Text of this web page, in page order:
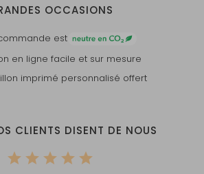
OCCASIONS
est
en ligne facile et sur mesure
imprimé personnalisé offert
CLIENTS DISENT DE NOUS